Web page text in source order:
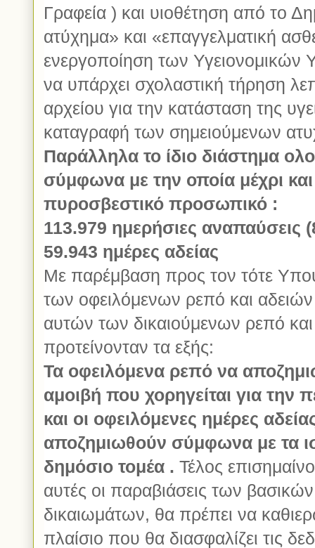
Γραφεία ) και υιοθέτηση από το
ατύχημα» και «επαγγελματική
ενεργοποίηση των
να υπάρχει σχολαστική τήρηση
αρχείου για την κατάσταση της
καταγραφή των σημειούμενων
Παράλληλα το ίδιο διάστημα
σύμφωνα με την οποία μέχρι
πυροσβεστικό προσωπικό :
113.979 ημερήσιες αναπαύσεις
59.943 ημέρες αδείας
Με παρέμβαση προς τον τότε
των οφειλόμενων ρεπό και
αυτών των δικαιούμενων ρεπό
προτείνονταν τα εξής:
Τα οφειλόμενα ρεπό να
αμοιβή που χορηγείται για την
και οι οφειλόμενες ημέρες
αποζημιωθούν σύμφωνα με τα
δημόσιο τομέα . Τέλος
αυτές οι παραβιάσεις των
δικαιωμάτων, θα πρέπει να
πλαίσιο που θα διασφαλίζει τις